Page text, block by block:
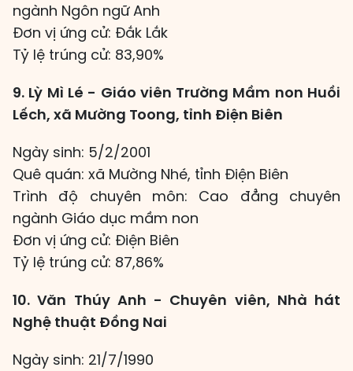
ngành Ngôn ngữ Anh
Đơn vị ứng cử: Đắk Lắk
Tỷ lệ trúng cử: 83,90%
9. Lỳ Mì Lé - Giáo viên Trường Mầm non Huồi
Lếch, xã Mường Toong, tỉnh Điện Biên
Ngày sinh: 5/2/2001
Quê quán: xã Mường Nhé, tỉnh Điện Biên
Trình độ chuyên môn: Cao đẳng chuyên
ngành Giáo dục mầm non
Đơn vị ứng cử: Điện Biên
Tỷ lệ trúng cử: 87,86%
10. Văn Thúy Anh - Chuyên viên, Nhà hát
Nghệ thuật Đồng Nai
Ngày sinh: 21/7/1990